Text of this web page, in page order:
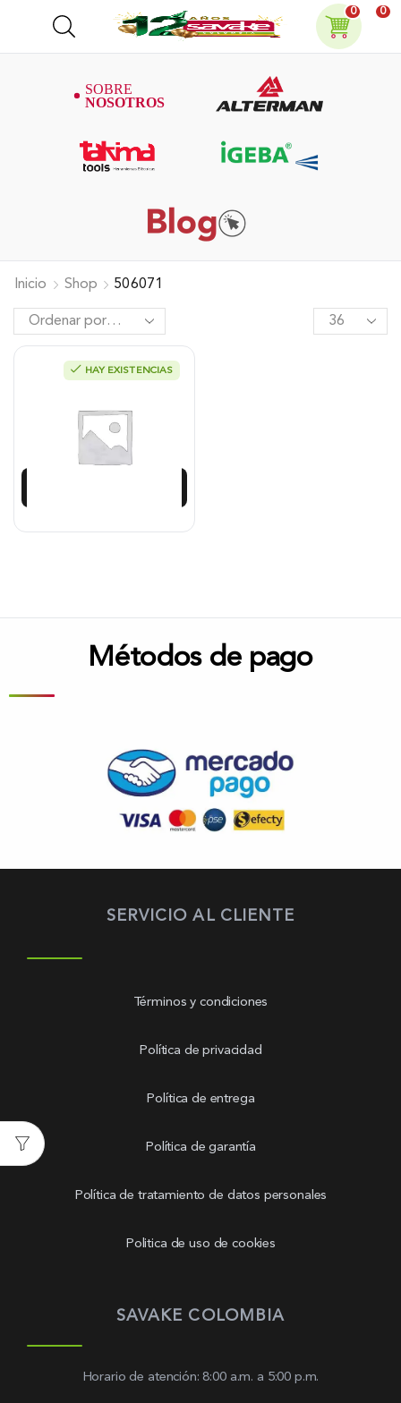
0 0
Inicio Shop 506071
HAY EXISTENCIAS
Rompedor De Cadena De Banco
$462.826
Métodos de pago
SERVICIO AL CLIENTE
Términos y condiciones
Política de privacidad
Política de entrega
Política de garantía
Política de tratamiento de datos personales
Politica de uso de cookies
SAVAKE COLOMBIA
Horario de atención: 8:00 a.m. a 5:00 p.m.